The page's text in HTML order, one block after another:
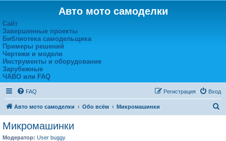
Авто мото самоделки
Сайт
Завершенные проекты
Библиотека самодельщика
Примеры решений
Чертежи и модели
Инструменты и оборудование
Зарубежные
ЧАВО или FAQ
FAQ Вход
Регистрация
Авто мото самоделки Обо всём Микромашинки
Микромашинки
Модератор: User buggy